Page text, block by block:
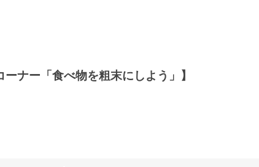
ーナー「食べ物を粗末にしよう」】